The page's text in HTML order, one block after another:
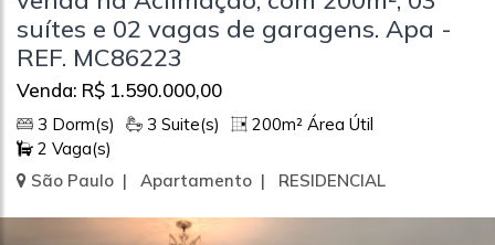
suítes e 02 vagas de garagens. Apa -
REF. MC86223
Venda: R$ 1.590.000,00
3 Dorm(s) 3 Suite(s)
200m² Área Útil
2 Vaga(s)
São Paulo | Apartamento | RESIDENCIAL